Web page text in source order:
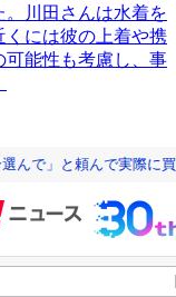
川田さんは水着を
くには彼の上着や携
可能性も考慮し、事